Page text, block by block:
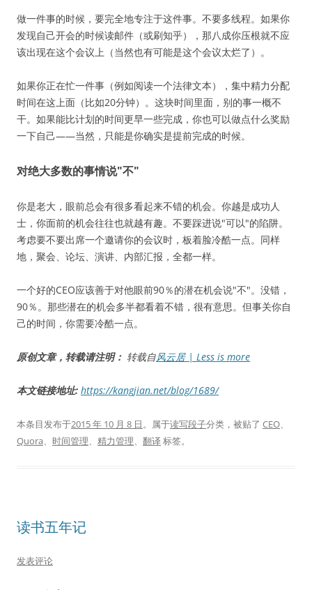
做一件事的时候，要完全地专注于这件事。不要多线程。如果你
发现自己开会的时候读邮件（或刷知乎），那八成你压根就不应
该出现在这个会议上（当然也有可能是这个会议太烂了）。
如果你正在忙一件事（例如阅读一个法律文本），集中精力分配
时间在这上面（比如20分钟）。这块时间里面，别的事一概不
干。如果能比计划的时间更早一些完成，你也可以做点什么奖励
一下自己——当然，只能是你确实是提前完成的时候。
对绝大多数的事情说"不"
你是老大，眼前总会有很多看起来不错的机会。你越是成功人
士，你面前的机会往往也就越有趣。不要踩进说"可以"的陷阱。
考虑要不要出席一个邀请你的会议时，板着脸冷酷一点。同样
地，聚会、论坛、演讲、内部汇报，全都一样。
一个好的CEO应该善于对他眼前90％的潜在机会说"不"。没错，
90％。那些潜在的机会多半都看着不错，很有意思。但事关你自
己的时间，你需要冷酷一点。
原创文章，转载请注明： 转载自风云居 | Less is more
本文链接地址: https://kangjian.net/blog/1689/
本条目发布于2015 年 10 月 8 日。属于读写段子分类，被贴了 CEO、
Quora、 时间管理、 精力管理、 翻译 标签。
读书五年记
发表评论